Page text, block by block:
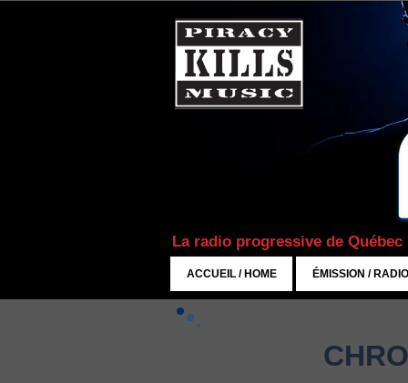
La radio progressive de Québec
ACCUEIL / HOME ÉMISSION /